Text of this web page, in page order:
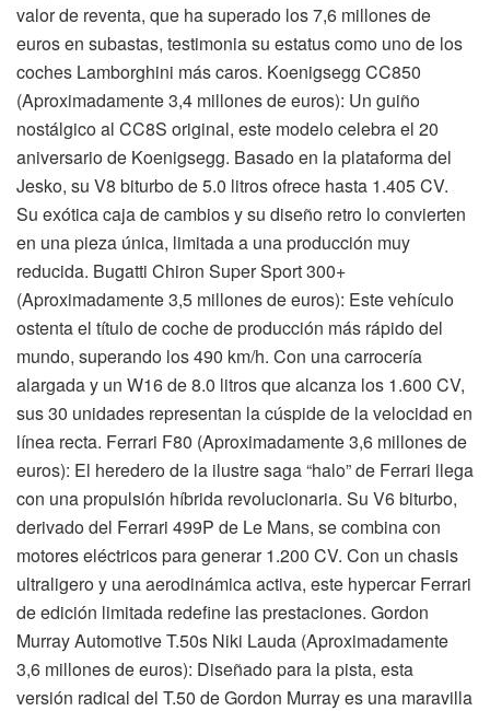
valor de reventa, que ha superado los 7,6 millones de
euros en subastas, testimonia su estatus como uno de los
coches Lamborghini más caros. Koenigsegg CC850
(Aproximadamente 3,4 millones de euros): Un guiño
nostálgico al CC8S original, este modelo celebra el 20
aniversario de Koenigsegg. Basado en la plataforma del
Jesko, su V8 biturbo de 5.0 litros ofrece hasta 1.405 CV.
Su exótica caja de cambios y su diseño retro lo convierten
en una pieza única, limitada a una producción muy
reducida. Bugatti Chiron Super Sport 300+
(Aproximadamente 3,5 millones de euros): Este vehículo
ostenta el título de coche de producción más rápido del
mundo, superando los 490 km/h. Con una carrocería
alargada y un W16 de 8.0 litros que alcanza los 1.600 CV,
sus 30 unidades representan la cúspide de la velocidad en
línea recta. Ferrari F80 (Aproximadamente 3,6 millones de
euros): El heredero de la ilustre saga “halo” de Ferrari llega
con una propulsión híbrida revolucionaria. Su V6 biturbo,
derivado del Ferrari 499P de Le Mans, se combina con
motores eléctricos para generar 1.200 CV. Con un chasis
ultraligero y una aerodinámica activa, este hypercar Ferrari
de edición limitada redefine las prestaciones. Gordon
Murray Automotive T.50s Niki Lauda (Aproximadamente
3,6 millones de euros): Diseñado para la pista, esta
versión radical del T.50 de Gordon Murray es una maravilla